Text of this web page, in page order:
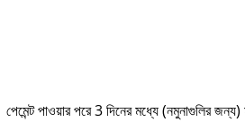
পেমেন্ট পাওয়ার পরে 3 দিনের মধ্যে (নমুনাগুলির জন্য)